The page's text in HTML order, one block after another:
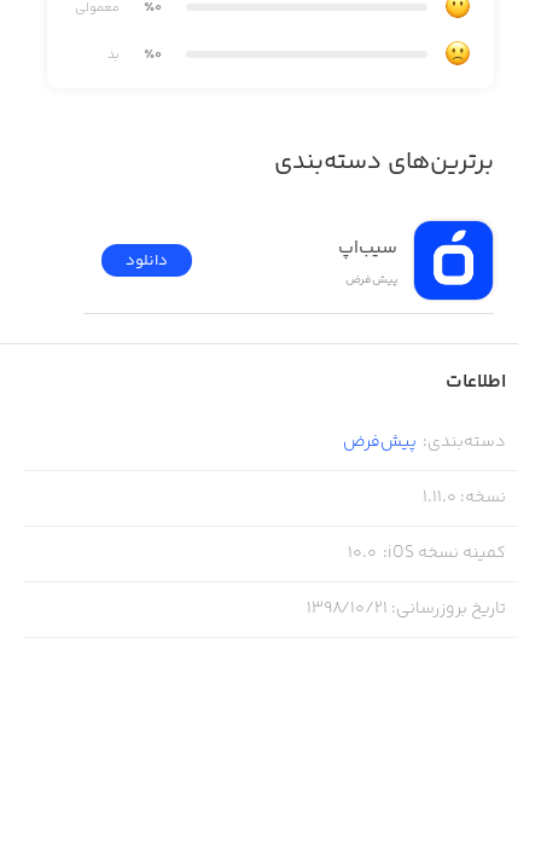
· داستان جذاب و درگیرکننده
· مراحل جانبی و چالشی
٪0 معمولی
٪0 بد
برترین‌های دسته‌بندی
سیب‌اپ
پیش‌فرض
دانلود
اطلاعات
دسته‌بندی: پیش‌فرض
نسخه:
1.11.0
کمینه نسخه iOS :
10.0
تاریخ بروزرسانی: ۱۳۹۸/۱۰/۲۱